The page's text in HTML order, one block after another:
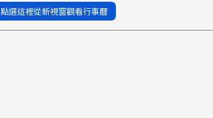
點選這裡從新視窗觀看行事曆